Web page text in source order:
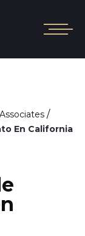
/
En California